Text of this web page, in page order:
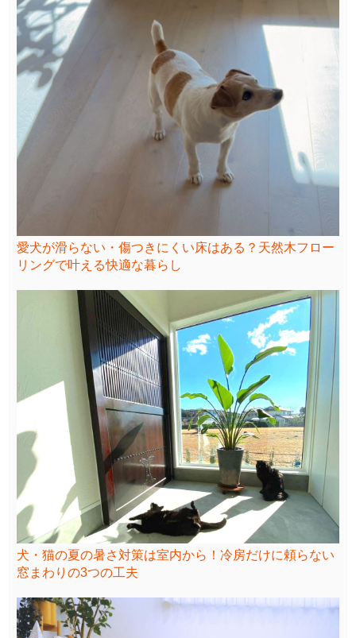
愛犬が滑らない・傷つきにくい床はある？天然木フロー
リングで叶える快適な暮らし
犬・猫の夏の暑さ対策は室内から！冷房だけに頼らない
窓まわりの3つの工夫